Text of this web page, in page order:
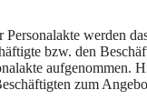
Personalakte werden
bzw. den
aufgenommen.
zum